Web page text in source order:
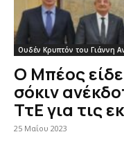
Ουδέν Κρυπτόν του Γιάννη
Ο Μπέος
σόκιν
ΤτΕ για τις
25 Μαΐου 2023